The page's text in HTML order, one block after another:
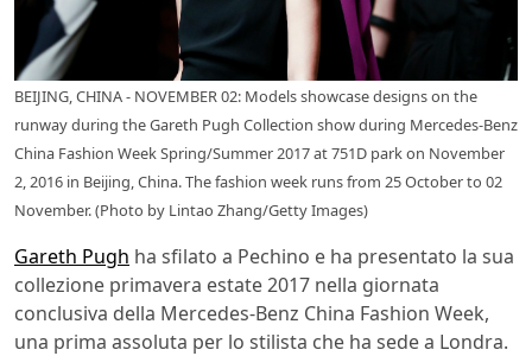
BEIJING, CHINA - NOVEMBER 02: Models showcase designs on the
runway during the Gareth Pugh Collection show during Mercedes-Benz
China Fashion Week Spring/Summer 2017 at 751D park on November
2, 2016 in Beijing, China. The fashion week runs from 25 October to 02
November. (Photo by Lintao Zhang/Getty Images)
Gareth Pugh ha sfilato a Pechino e ha presentato la sua
collezione primavera estate 2017 nella giornata
conclusiva della Mercedes-Benz China Fashion Week,
una prima assoluta per lo stilista che ha sede a Londra.